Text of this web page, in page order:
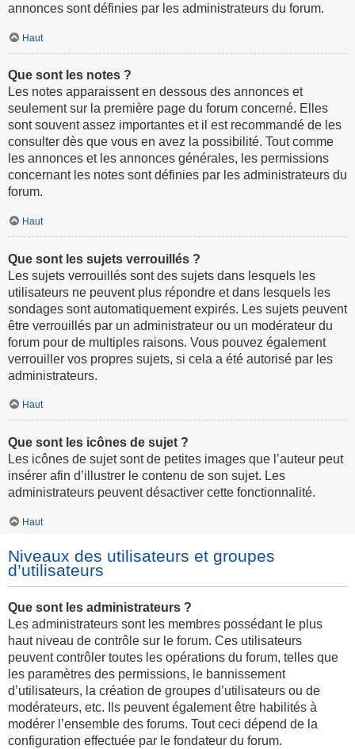
annonces sont définies par les administrateurs du forum.
Haut
Que sont les notes ?
Les notes apparaissent en dessous des annonces et
seulement sur la première page du forum concerné. Elles
sont souvent assez importantes et il est recommandé de les
consulter dès que vous en avez la possibilité. Tout comme
les annonces et les annonces générales, les permissions
concernant les notes sont définies par les administrateurs du
forum.
Haut
Que sont les sujets verrouillés ?
Les sujets verrouillés sont des sujets dans lesquels les
utilisateurs ne peuvent plus répondre et dans lesquels les
sondages sont automatiquement expirés. Les sujets peuvent
être verrouillés par un administrateur ou un modérateur du
forum pour de multiples raisons. Vous pouvez également
verrouiller vos propres sujets, si cela a été autorisé par les
administrateurs.
Haut
Que sont les icônes de sujet ?
Les icônes de sujet sont de petites images que l’auteur peut
insérer afin d’illustrer le contenu de son sujet. Les
administrateurs peuvent désactiver cette fonctionnalité.
Haut
Niveaux des utilisateurs et groupes
d’utilisateurs
Que sont les administrateurs ?
Les administrateurs sont les membres possédant le plus
haut niveau de contrôle sur le forum. Ces utilisateurs
peuvent contrôler toutes les opérations du forum, telles que
les paramètres des permissions, le bannissement
d’utilisateurs, la création de groupes d’utilisateurs ou de
modérateurs, etc. Ils peuvent également être habilités à
modérer l’ensemble des forums. Tout ceci dépend de la
configuration effectuée par le fondateur du forum.